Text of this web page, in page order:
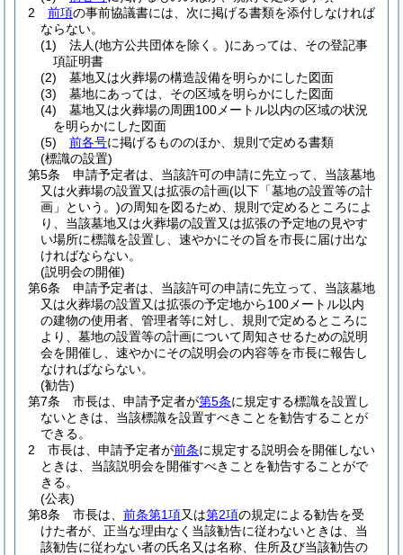
2
前項の事前協議書には、次に掲げる書類を添付しなければ
ならない。
(1)
法人(地方公共団体を除く。)にあっては、その登記事
項証明書
(2)
墓地又は火葬場の構造設備を明らかにした図面
(3)
墓地にあっては、その区域を明らかにした図面
(4)
墓地又は火葬場の周囲100メートル以内の区域の状況
を明らかにした図面
(5)
前各号に掲げるもののほか、規則で定める書類
(標識の設置)
第5条
申請予定者は、当該許可の申請に先立って、当該墓地
又は火葬場の設置又は拡張の計画(以下「墓地の設置等の計
画」という。)の周知を図るため、規則で定めるところによ
り、当該墓地又は火葬場の設置又は拡張の予定地の見やす
い場所に標識を設置し、速やかにその旨を市長に届け出な
ければならない。
(説明会の開催)
第6条
申請予定者は、当該許可の申請に先立って、当該墓地
又は火葬場の設置又は拡張の予定地から100メートル以内
の建物の使用者、管理者等に対し、規則で定めるところに
より、墓地の設置等の計画について周知させるための説明
会を開催し、速やかにその説明会の内容等を市長に報告し
なければならない。
(勧告)
第7条
市長は、申請予定者が第5条に規定する標識を設置し
ないときは、当該標識を設置すべきことを勧告することが
できる。
2
市長は、申請予定者が前条に規定する説明会を開催しない
ときは、当該説明会を開催すべきことを勧告することがで
きる。
(公表)
第8条
市長は、 前条第1項又は第2項の規定による勧告を受
けた者が、正当な理由なく当該勧告に従わないときは、当
該勧告に従わない者の氏名又は名称、住所及び当該勧告の